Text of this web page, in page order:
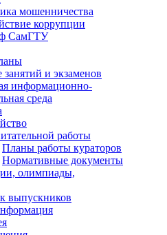
мошенничества
коррупции
СамГТУ
занятий и экзаменов
информационно-
среда
работы
Планы работы кураторов
Нормативные документы
олимпиады,
выпускников